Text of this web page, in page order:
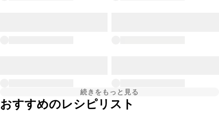
続きをもっと見る
おすすめのレシピリスト